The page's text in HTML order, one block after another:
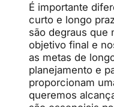
É importante
curto e longo
são degraus que
objetivo final e
as metas de
planejamento e
proporcionam
queremos